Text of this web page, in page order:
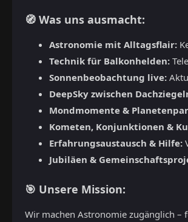
🧭 Was uns ausmacht:
Astronomie mit Alltagsflair:
Technik für Balkonhelden:
Sonnenbeobachtung live:
DeepSky zwischen
Mondmomente &
Kometen, Konjunktionen &
Erfahrungsaustausch & Hilfe:
Jubiläen &
🎯 Unsere Mission:
Wir machen Astronomie zugänglich –